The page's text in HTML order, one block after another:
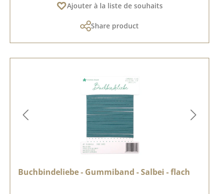
Ajouter à la liste de souhaits
Share product
Buchbindeliebe - Gummiband - Salbei - flach